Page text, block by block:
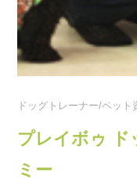
ドッグトレーナー/ペット
プレイボゥ ド
ミー